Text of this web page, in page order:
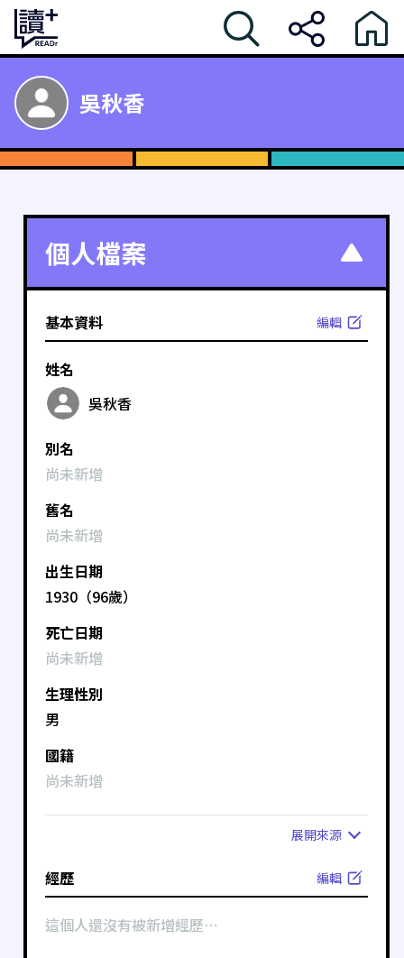
吳秋香
個人檔案
基本資料 編輯
姓名
吳秋香
別名
尚未新增
舊名
尚未新增
出生日期
1930（96歲）
死亡日期
尚未新增
生理性別
男
國籍
尚未新增
展開來源
經歷 編輯
這個人還沒有被新增經歷⋯